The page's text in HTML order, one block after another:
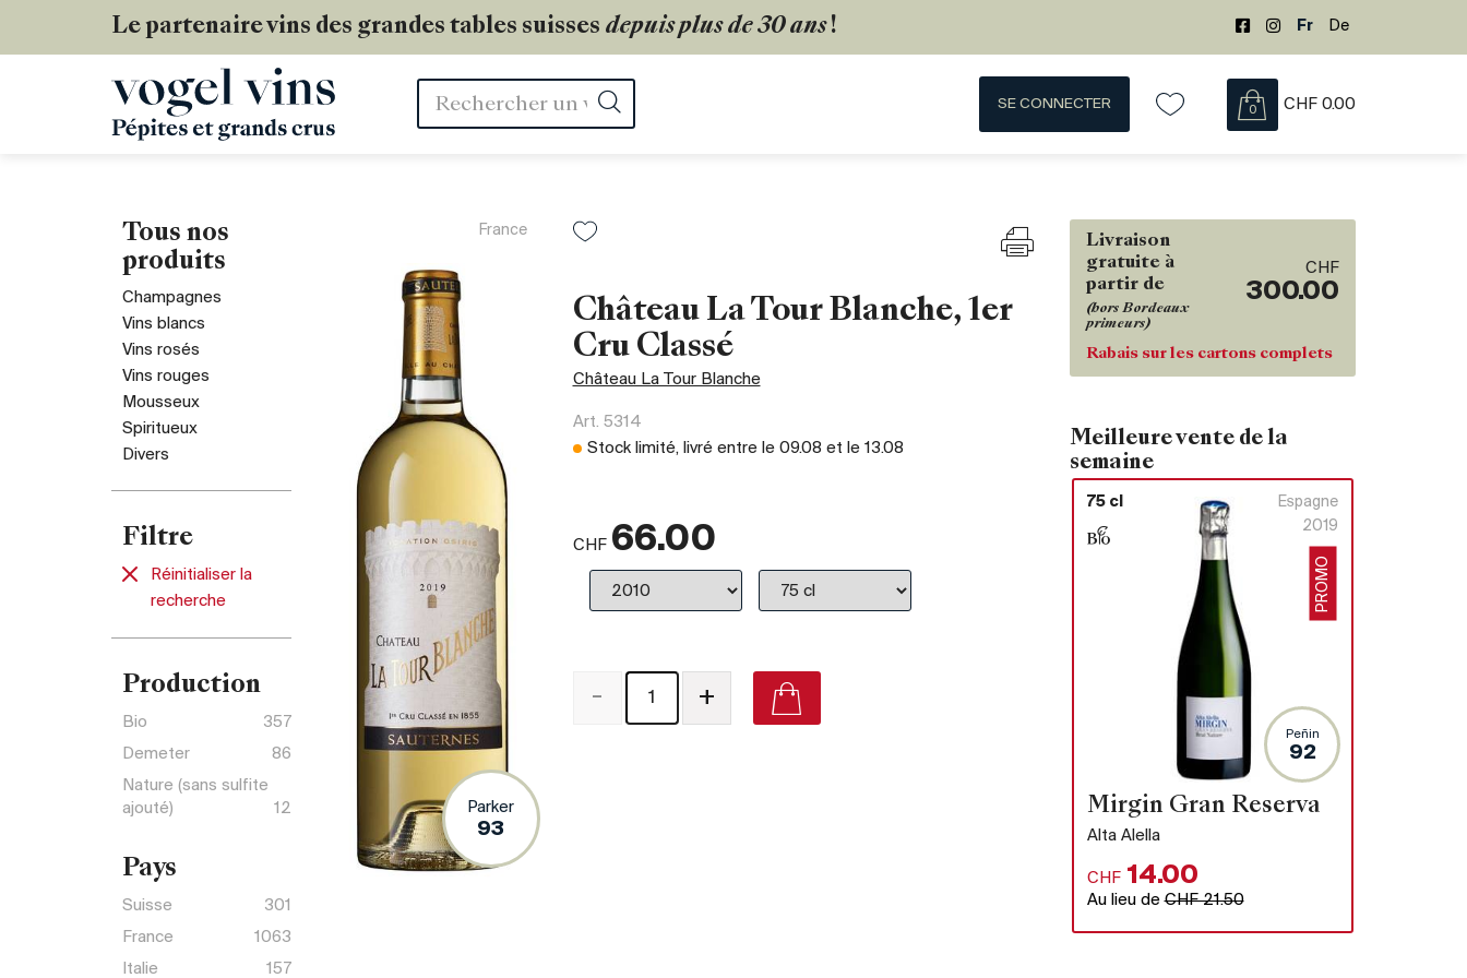
Le partenaire vins des grandes tables suisses depuis plus de 30 ans! Fr De
Mots
SE CONNECTER 0 CHF 0.00
Tous nos
produits
Champagnes
Vins blancs
Vins rosés
Vins rouges
Mousseux
Spiritueux
Divers
Filtre
Réinitialiser la
recherche
Production
Bio
357
Demeter
86
Nature (sans sulfite
ajouté)
12
Pays
Suisse
301
France
1063
Italie
157
France
Parker
93
Château La Tour Blanche, 1er
Cru Classé
Château La Tour Blanche
Art. 5314
Stock limité, livré entre le 09.08 et le 13.08
CHF 66.00
- +
Livraison
gratuite à
partir de
(hors Bordeaux
primeurs)
CHF
300.00
Rabais sur les cartons complets
Meilleure vente de la
semaine
75 cl
Espagne
2019
PROMO
Peñin
92
Mirgin Gran Reserva
Alta Alella
CHF 14.00
Au lieu deCHF 21.50